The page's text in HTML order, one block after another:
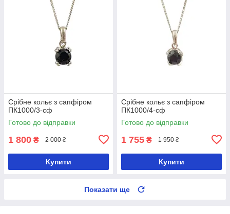
Срібне кольє з сапфіром
ПК1000/3-сф
Готово до відправки
1 800 ₴ 2 000 ₴
Купити
Срібне кольє з сапфіром
ПК1000/4-сф
Готово до відправки
1 755 ₴ 1 950 ₴
Купити
Показати ще